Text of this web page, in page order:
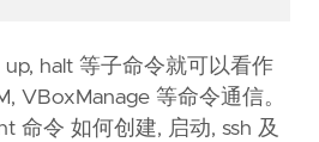
halt 等子命令就可以看作
VBoxManage 等命令通信。
命令 如何创建, 启动, ssh 及